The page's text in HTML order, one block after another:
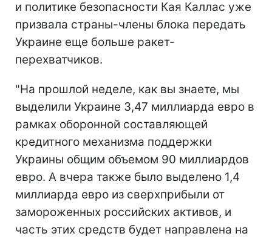
и политике безопасности Кая Каллас уже
призвала страны-члены блока передать
Украине еще больше ракет-
перехватчиков.
"На прошлой неделе, как вы знаете, мы
выделили Украине 3,47 миллиарда евро в
рамках оборонной составляющей
кредитного механизма поддержки
Украины общим объемом 90 миллиардов
евро. А вчера также было выделено 1,4
миллиарда евро из сверхприбыли от
замороженных российских активов, и
часть этих средств будет направлена на